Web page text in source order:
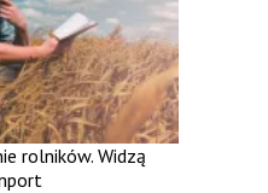
rolników. Widzą